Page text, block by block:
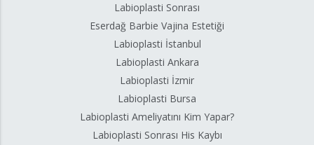
Labioplasti Sonrası
Eserdağ Barbie Vajina Estetiği
Labioplasti İstanbul
Labioplasti Ankara
Labioplasti İzmir
Labioplasti Bursa
Labioplasti Ameliyatını Kim Yapar?
Labioplasti Sonrası His Kaybı